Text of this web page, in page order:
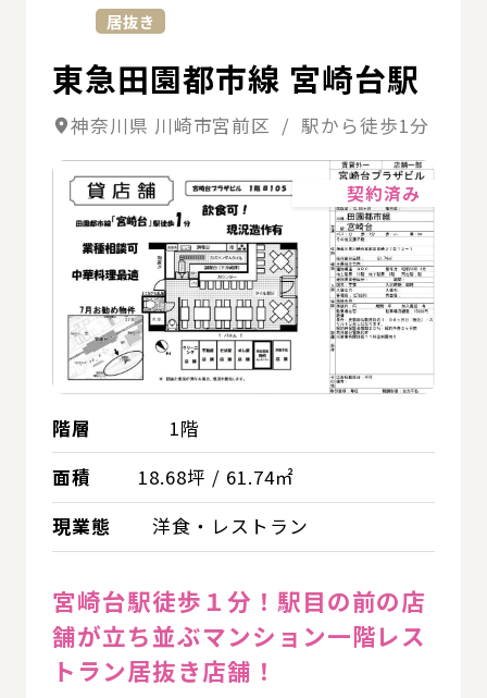
居抜き
東急田園都市線 宮崎台駅
神奈川県 川崎市宮前区 / 駅から徒歩1分
契約済み
階層
1階
面積
18.68坪 / 61.74㎡
現業態
洋食・レストラン
宮崎台駅徒歩１分！駅目の前の店
舗が立ち並ぶマンション一階レス
トラン居抜き店舗！